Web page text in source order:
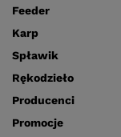
Feeder
Karp
Spławik
Rękodzieło
Producenci
Promocje